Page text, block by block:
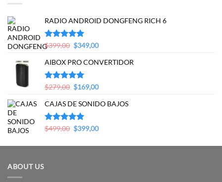
RADIO ANDROID DONGFENG RICH 6
Valorado en
$399,00 Original
was:
$399,00.
$349,00Current
is:
AIBOX PRO CONVERTIDOR
Valorado en
$279,00 Original
was:
$279,00.
$169,00Current
is:
CAJAS DE SONIDO BAJOS
Valorado en
$499,00 Original
was:
$399,00Current
is:
ABOUT US